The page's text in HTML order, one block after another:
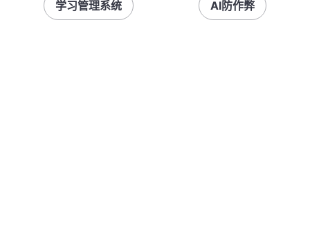
学习管理系统 AI防作弊